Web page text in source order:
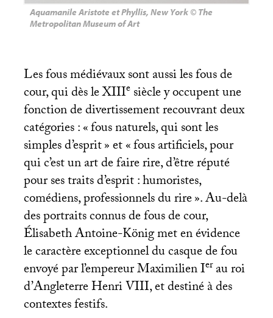
Aquamanile Aristote et Phyllis, New York © The
Metropolitan Museum of Art
Les fous médiévaux sont aussi les fous de
cour, qui dès leXIIIesiècle y occupent une
fonction de divertissement recouvrant deux
catégories : «fous naturels, qui sont les
simples d’esprit» et «fous artificiels, pour
qui c’est un art de faire rire, d’être réputé
pour ses traits d’esprit : humoristes,
comédiens, professionnels du rire». Au-delà
des portraits connus de fous de cour,
Élisabeth Antoine-König met en évidence
le caractère exceptionnel du casque de fou
envoyé par l’empereur Maximilien Ierau roi
d’Angleterre HenriVIII, et destiné à des
contextes festifs.